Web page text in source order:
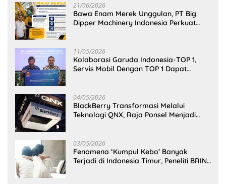
21/06/2026
Bawa Enam Merek Unggulan, PT Big
Dipper Machinery Indonesia Perkuat
11/05/2026
Kolaborasi Garuda Indonesia-TOP 1,
Servis Mobil Dengan TOP 1 Dapat
04/05/2026
BlackBerry Transformasi Melalui
Teknologi QNX, Raja Ponsel Menjadi
03/05/2026
Fenomena ‘Kumpul Kebo’ Banyak
Terjadi di Indonesia Timur, Peneliti BRIN